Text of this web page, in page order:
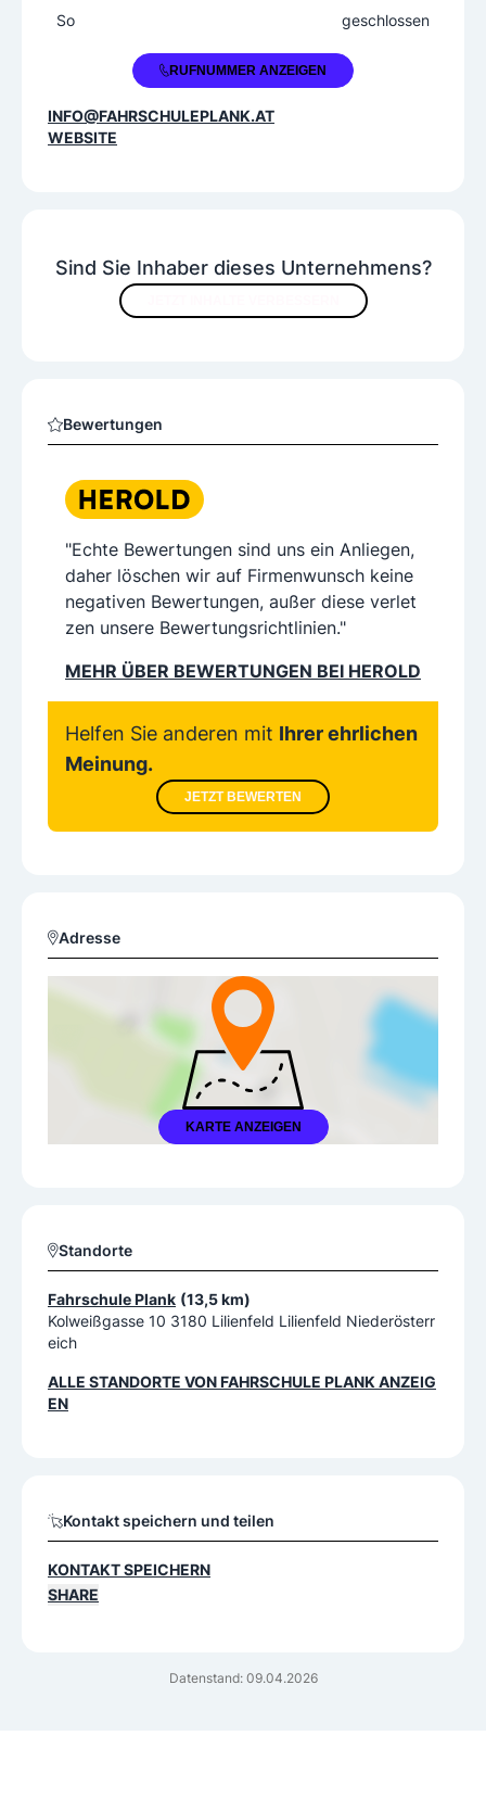
Sind Sie Inhaber dieses Unternehmens?
Bewertungen
"Echte Bewertungen sind uns ein Anliegen,
daher löschen wir auf Firmenwunsch keine
negativen Bewertungen, außer diese verlet
zen unsere Bewertungsrichtlinien."
MEHR ÜBER BEWERTUNGEN BEI HEROLD
Helfen Sie anderen mit Ihrer ehrlichen
Meinung.
JETZT BEWERTEN
Adresse
KARTE ANZEIGEN
Datenstand: 09.04.2026
So
geschlossen
+43 664 3737090RUFNUMMER ANZEIGEN
INFO@FAHRSCHULEPLANK.AT
WEBSITE
Standorte
Fahrschule Plank (13,5 km)
Kolweißgasse 10 3180 Lilienfeld Lilienfeld Niederösterr
eich
ALLE STANDORTE VONFAHRSCHULE PLANK ANZEIG
EN
Kontakt speichern und teilen
KONTAKT SPEICHERN
SHARE